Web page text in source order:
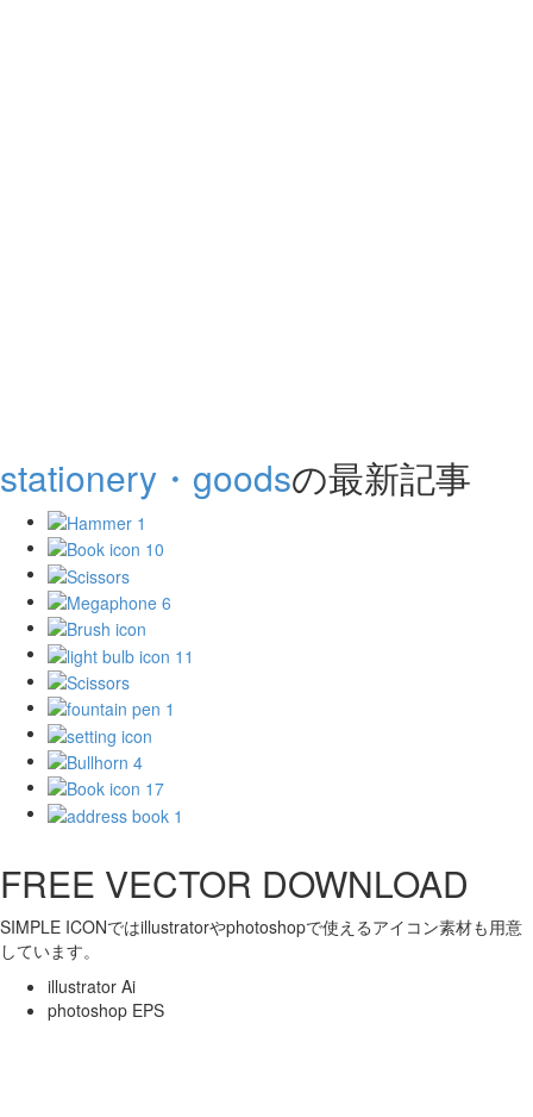
stationery・goodsの最新記事
FREE VECTOR DOWNLOAD
SIMPLE ICONではillustratorやphotoshopで使えるアイコン素材も用意
しています。
illustrator Ai
photoshop EPS